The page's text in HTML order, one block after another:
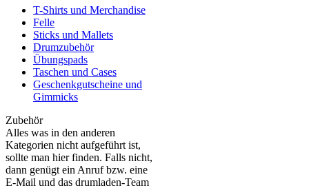
T-Shirts und Merchandise
Felle
Sticks und Mallets
Drumzubehör
Übungspads
Taschen und Cases
Geschenkgutscheine und
Gimmicks
Zubehör
Alles was in den anderen
Kategorien nicht aufgeführt ist,
sollte man hier finden. Falls nicht,
dann genügt ein Anruf bzw. eine
E-Mail und das drumladen-Team